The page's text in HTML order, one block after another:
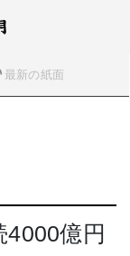
最新の紙面
億円